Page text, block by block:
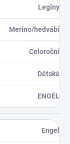
Legíny
Merino/hedvábí
Celoroční
Dětské
ENGEL
Engel